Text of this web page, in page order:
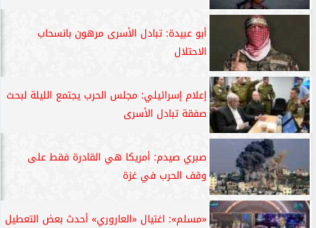
أبو عبيدة: تبادل الأسرى مرهون بانسحاب
الاحتلال
إعلام إسرائيلي: مجلس الحرب يجتمع الليلة لبحث
صفقة تبادل الأسرى
صبري صيدم: أمريكا هي القادرة فقط على
وقف الحرب في غزة
«مسلم»: اغتيال «العاروري» أحدث بعض التعطيل